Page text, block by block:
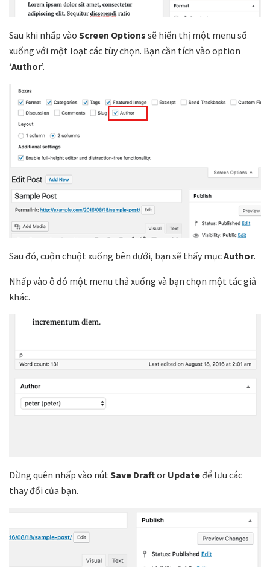
Sau khi nhấp vào Screen Options sẽ hiển thị một menu sổ
xuống với một loạt các tùy chọn. Bạn cần tích vào option
‘Author’.
Sau đó, cuộn chuột xuống bên dưới, bạn sẽ thấy mụcAuthor.
Nhấp vào ô đó một menu thả xuống và bạn chọn một tác giả
khác.
Đừng quên nhấp vào nút Save Draftor Updateđể lưu các
thay đổi của bạn.